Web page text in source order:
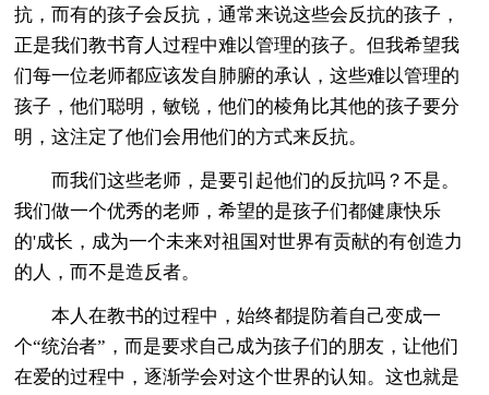
抗，而有的孩子会反抗，通常来说这些会反抗的孩子，
正是我们教书育人过程中难以管理的孩子。但我希望我
们每一位老师都应该发自肺腑的承认，这些难以管理的
孩子，他们聪明，敏锐，他们的棱角比其他的孩子要分
明，这注定了他们会用他们的方式来反抗。
而我们这些老师，是要引起他们的反抗吗？不是。
我们做一个优秀的老师，希望的是孩子们都健康快乐
的'成长，成为一个未来对祖国对世界有贡献的有创造力
的人，而不是造反者。
本人在教书的过程中，始终都提防着自己变成一
个“统治者”，而是要求自己成为孩子们的朋友，让他们
在爱的过程中，逐渐学会对这个世界的认知。这也就是